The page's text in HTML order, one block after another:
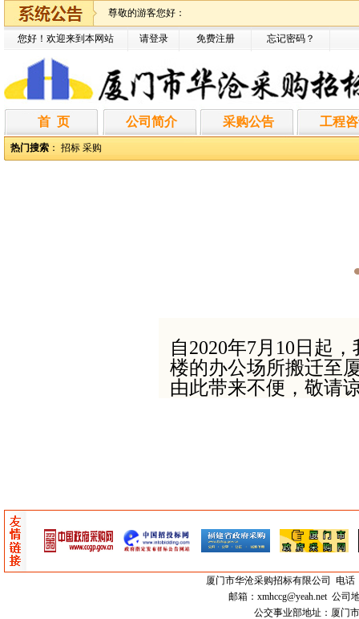
尊敬的游客您好：
您好！欢迎来到本网站 请登录 免费注册 忘记密码？
首 页 公司简介 采购公告 工程
热门搜索 ： 招标 采购
自2020年7月10日起
楼的办公场所搬迁至
由此带来不便，敬请
厦门市华沧采购招标有限公司
电话
邮箱： xmhccg@yeah.net公司地
公交事业部地址：厦门